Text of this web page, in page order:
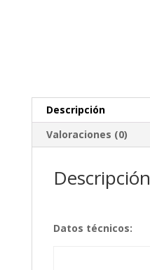
Descripción
Valoraciones (0)
Descripción
Datos técnicos: